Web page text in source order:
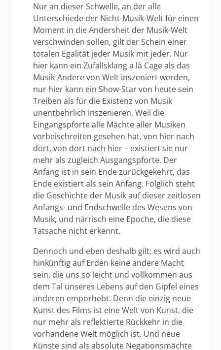
Nur an dieser Schwelle, an der alle
Unterschiede der Nicht-Musik-Welt für einen
Moment in die Andersheit der Musik-Welt
verschwinden sollen, gilt der Schein einer
totalen Egalität jeder Musik mit jeder. Nur
hier kann ein Zufallsklang a là Cage als das
Musik-Andere von Welt inszeniert werden,
nur hier kann ein Show-Star von heute sein
Treiben als für die Existenz von Musik
unentbehrlich inszenieren. Weil die
Eingangspforte alle Mächte aller Musiken
vorbeischreiten gesehen hat, von hier nach
dort, von dort nach hier – existiert sie nur
mehr als zugleich Ausgangspforte. Der
Anfang ist in sein Ende zurückgekehrt, das
Ende existiert als sein Anfang. Folglich steht
die Geschichte der Musik auf dieser zeitlosen
Anfangs- und Endschwelle des Wesens von
Musik, und närrisch eine Epoche, die diese
Tatsache nicht erkennt.
Dennoch und eben deshalb gilt: es wird auch
hinkünftig auf Erden keine andere Macht
sein, die uns so leicht und vollkommen aus
dem Tal unseres Lebens auf den Gipfel eines
anderen emporhebt. Denn die einzig neue
Kunst des Films ist eine Welt von Kunst, die
nur mehr als reflektierte Rückkehr in die
vorhandene Welt möglich ist. Und neue
Künste sind als absolute Negationsmächte